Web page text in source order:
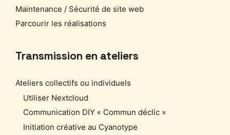
Maintenance / Sécurité de site web
Parcourir les réalisations
Transmission en ateliers
Ateliers collectifs ou individuels
Utiliser Nextcloud
Communication DIY « Commun déclic »
Initiation créative au Cyanotype